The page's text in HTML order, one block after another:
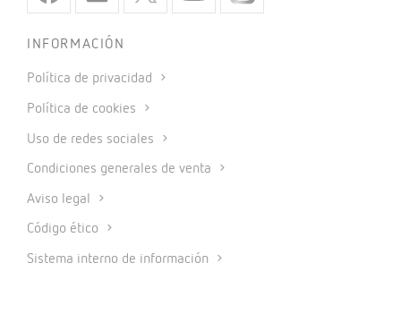
INFORMACIÓN
Política de privacidad
Política de cookies
Uso de redes sociales
Condiciones generales de venta
Aviso legal
Código ético
Sistema interno de información